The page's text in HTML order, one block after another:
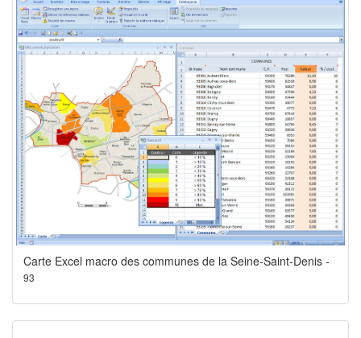
Carte Excel macro des communes de la Seine-Saint-Denis -
93